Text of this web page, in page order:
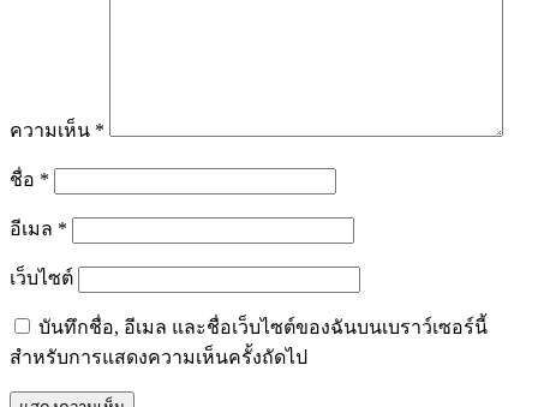
ความเห็น *
ชื่อ *
อีเมล *
เว็บไซต์
บันทึกชื่อ, อีเมล และชื่อเว็บไซต์ของฉันบนเบราว์เซอร์นี้
สำหรับการแสดงความเห็นครั้งถัดไป